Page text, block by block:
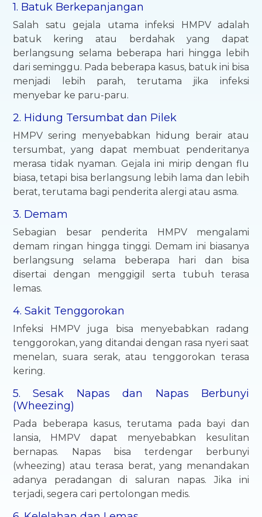
1. Batuk Berkepanjangan
Salah satu gejala utama infeksi HMPV adalah
batuk kering atau berdahak yang dapat
berlangsung selama beberapa hari hingga lebih
dari seminggu. Pada beberapa kasus, batuk ini bisa
menjadi lebih parah, terutama jika infeksi
menyebar ke paru-paru.
2. Hidung Tersumbat dan Pilek
HMPV sering menyebabkan hidung berair atau
tersumbat, yang dapat membuat penderitanya
merasa tidak nyaman. Gejala ini mirip dengan flu
biasa, tetapi bisa berlangsung lebih lama dan lebih
berat, terutama bagi penderita alergi atau asma.
3. Demam
Sebagian besar penderita HMPV mengalami
demam ringan hingga tinggi. Demam ini biasanya
berlangsung selama beberapa hari dan bisa
disertai dengan menggigil serta tubuh terasa
lemas.
4. Sakit Tenggorokan
Infeksi HMPV juga bisa menyebabkan radang
tenggorokan, yang ditandai dengan rasa nyeri saat
menelan, suara serak, atau tenggorokan terasa
kering.
5. Sesak Napas dan Napas Berbunyi
(Wheezing)
Pada beberapa kasus, terutama pada bayi dan
lansia, HMPV dapat menyebabkan kesulitan
bernapas. Napas bisa terdengar berbunyi
(wheezing) atau terasa berat, yang menandakan
adanya peradangan di saluran napas. Jika ini
terjadi, segera cari pertolongan medis.